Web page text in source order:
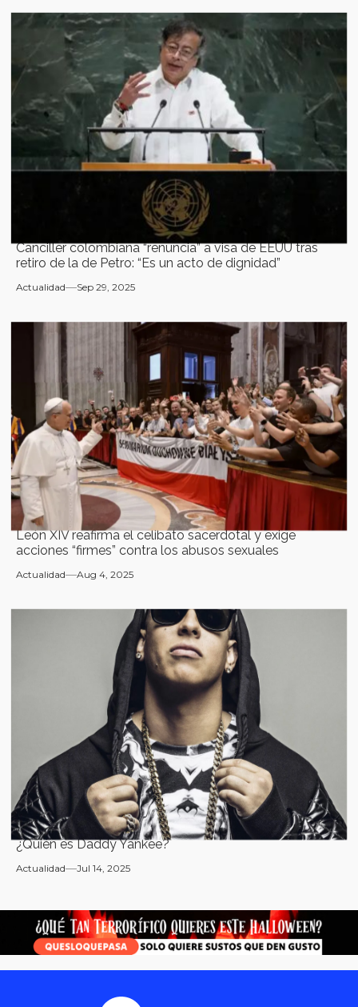
Canciller colombiana “renuncia” a visa de EEUU tras
retiro de la de Petro: “Es un acto de dignidad”
Actualidad Sep 29, 2025
León XIV reafirma el celibato sacerdotal y exige
acciones “firmes” contra los abusos sexuales
Actualidad Aug 4, 2025
¿Quién es Daddy Yankee?
Actualidad Jul 14, 2025